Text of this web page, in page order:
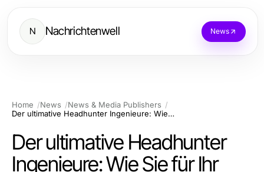
N Nachrichtenwell News
Home News
News & Media Publishers
Der ultimative Headhunter Ingenieure: Wie Sie für Ihr Unternehmen die besten Talente finden
Der ultimative Headhunter
Ingenieure: Wie Sie für Ihr